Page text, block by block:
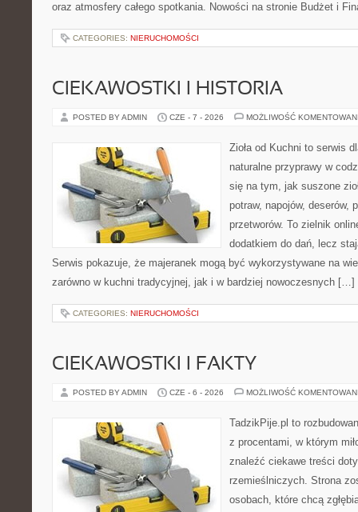
oraz atmosfery całego spotkania. Nowości na stronie Budżet i
CATEGORIES: NIERUCHOMOŚCI
CIEKAWOSTKI I HISTORIA
POSTED BY ADMIN CZE - 7 - 2026 MOŻLIWOŚĆ
Zioła od Kuchni to serwis
naturalne przyprawy w
się na tym, jak suszone
potraw, napojów, deserów,
przetworów. To zielnik
dodatkiem do dań, lecz
Serwis pokazuje, że majeranek mogą być wykorzystywane na
zarówno w kuchni tradycyjnej, jak i w bardziej nowoczesnych […]
CATEGORIES: NIERUCHOMOŚCI
CIEKAWOSTKI I FAKTY
POSTED BY ADMIN CZE - 6 - 2026 MOŻLIWOŚĆ
TadzikPije.pl to
z procentami, w którym
znaleźć ciekawe treści
rzemieślniczych. Strona
osobach, które chcą